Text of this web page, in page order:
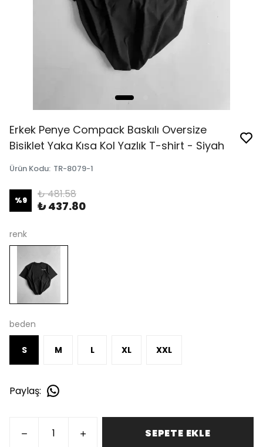
Erkek Penye Compack Baskılı Oversize
Bisiklet Yaka Kısa Kol Yazlık T-shirt - Siyah
Ürün Kodu: TR-8079-1
%9 ₺ 481.58
₺ 437.80
renk
beden
S M L XL XXL
Paylaş:
SEPETE EKLE